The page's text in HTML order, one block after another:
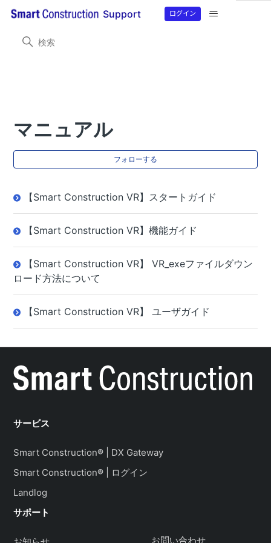
Support ログイン
Smart Construction VR 製品情報 マニュアル
マニュアル
フォローする 0
【Smart Construction VR】スタートガイド
【Smart Construction VR】機能ガイド
【Smart Construction VR】 VR_exeファイルダウン
ロード方法について
【Smart Construction VR】 ユーザガイド
サービス
Smart Construction® | DX Gateway
Smart Construction® | ログイン
Landlog
サポート
お問い合わせ